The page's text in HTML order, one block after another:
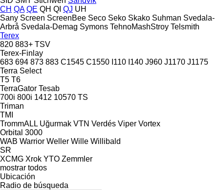
CH QA QE QH QI QJ UH
Sany Screen ScreenBee Seco Seko Skako Suhman Svedala-
Arbrå Svedala-Demag Symons TehnoMashStroy Telsmith
Terex
820 883+ TSV
Terex-Finlay
683 694 873 883 C1545 C1550 I110 I140 J960 J1170 J1175
Terra Select
T5 T6
TerraGator Tesab
700i 800i 1412 10570 TS
Triman
TMI
TrommALL Uğurmak VTN Verdés Viper Vortex
Orbital 3000
WAB Warrior Weller Wille Willibald
SR
XCMG Xrok YTO Zemmler
mostrar todos
Ubicación
Radio de búsqueda